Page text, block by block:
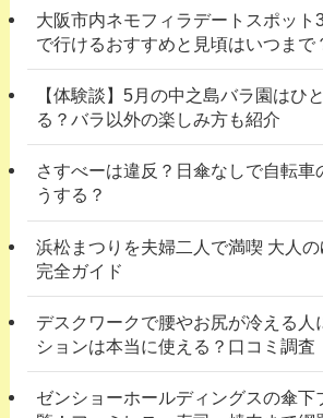
大阪市内ネモフィラデートスポット
で行けるおすすめと見頃はいつまで
【体験談】5月の中之島バラ園はひ
る？バラ以外の楽しみ方も紹介
さすべーは違反？日傘なしで自転車
うする？
浜松まつりを夫婦二人で満喫 大人の
完全ガイド
デスクワークで腰やお尻が冷える人
ションは本当に使える？口コミ調査
ゼンショーホールディングスの傘下